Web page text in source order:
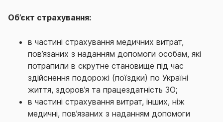
Об’єкт страхування:
в частині страхування медичних витрат,
пов’язаних з наданням допомоги особам, які
потрапили в скрутне становище під час
здійснення подорожі (поїздки) по Україні
життя, здоров’я та працездатність ЗО;
в частині страхування витрат, інших, ніж
медичні, пов’язаних з наданням допомоги